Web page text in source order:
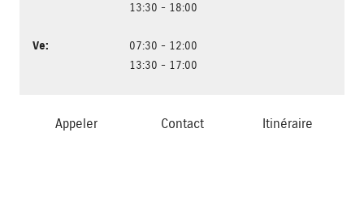
13:30 - 18:00
Ve:
07:30 - 12:00
13:30 - 17:00
Appeler Contact Itinéraire